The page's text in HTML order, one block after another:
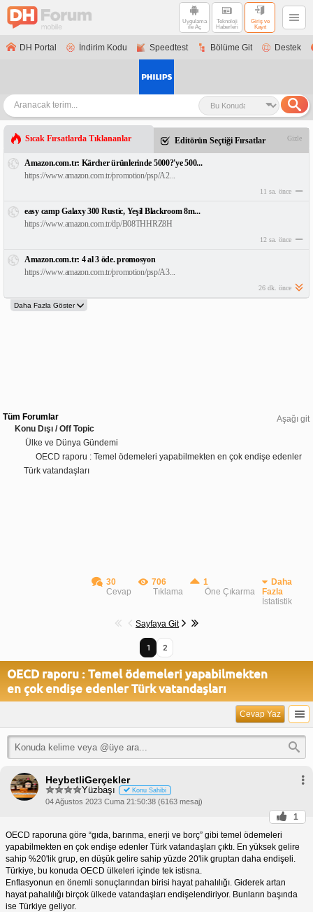
Uygulama
ile Aç
Teknoloji
Haberleri
Giriş ve
Kayıt
DH Portal İndirim Kodu Speedtest Bölüme Git Destek
Sıcak Fırsatlarda Tıklananlar Editörün Seçtiği Fırsatlar Gizle
Amazon.com.tr: Kärcher ürünlerinde 5000?'ye 500...
https://www.amazon.com.tr/promotion/psp/A2...
11 sa. önce
easy camp Galaxy 300 Rustic, Yeşil Blackroom 8m...
https://www.amazon.com.tr/dp/B08THHRZ8H
12 sa. önce
Amazon.com.tr: 4 al 3 öde. promosyon
https://www.amazon.com.tr/promotion/psp/A3...
26 dk. önce
Aşağı git
Tüm Forumlar
Konu Dışı / Off Topic
Ülke ve Dünya Gündemi
OECD raporu : Temel ödemeleri yapabilmekten en çok endişe edenler
Türk vatandaşları
30
Cevap
706
Tıklama
1
Öne Çıkarma
Daha
Fazla
İstatistik
Sayfaya Git
1 2
OECD raporu : Temel ödemeleri yapabilmekten
en çok endişe edenler Türk vatandaşları
Cevap Yaz
HeybetliGerçekler
Yüzbaşı Konu Sahibi
04 Ağustos 2023 Cuma 21:50:38 (6163 mesaj)
1
OECD raporuna göre “gıda, barınma, enerji ve borç” gibi temel ödemeleri
yapabilmekten en çok endişe edenler Türk vatandaşları çıktı. En yüksek gelire
sahip %20'lik grup, en düşük gelire sahip yüzde 20'lik gruptan daha endişeli.
Türkiye, bu konuda OECD ülkeleri içinde tek istisna.
Enflasyonun en önemli sonuçlarından birisi hayat pahalılığı. Giderek artan
hayat pahalılığı birçok ülkede vatandaşları endişelendiriyor. Bunların başında
ise Türkiye geliyor.